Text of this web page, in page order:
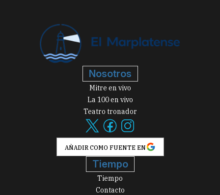
Nosotros
Mitre en vivo
La 100 en vivo
Teatro tronador
AÑADIR COMO FUENTE EN
Tiempo
Tiempo
Contacto